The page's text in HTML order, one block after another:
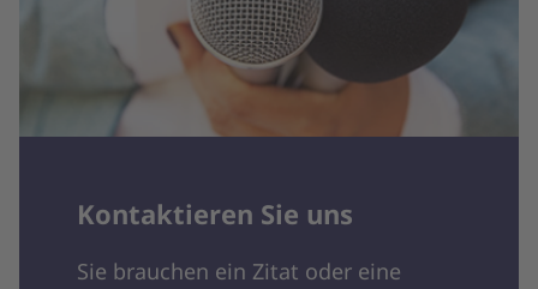
Kontaktieren Sie uns
Sie brauchen ein Zitat oder eine